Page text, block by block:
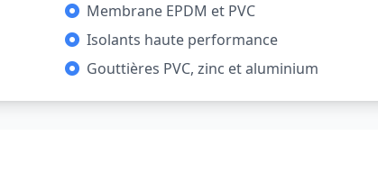
Membrane EPDM et PVC
Isolants haute performance
Gouttières PVC, zinc et aluminium